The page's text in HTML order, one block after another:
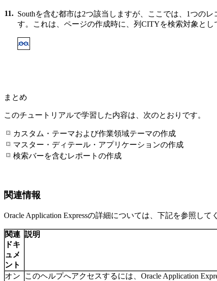
11. Southを含む都市は2つ該当しますが、ここでは、1つの
す。これは、ページの作成時に、列CITYを検索対象と
まとめ
このチュートリアルで学習した内容は、次のとおりです。
カスタム・テーマおよび作業領域テーマの作成
マスター・ディテール・アプリケーションの作成
検索バーを含むレポートの作成
関連情報
Oracle Application Expressの詳細については、下記を参照して
関連
ドキ
ュメ
ント
説明
オン
このヘルプへアクセスするには、Oracle Application